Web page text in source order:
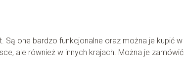
one bardzo funkcjonalne oraz można je kupić w
ale również w innych krajach. Można je zamówić